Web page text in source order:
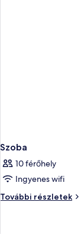
Szoba
10 férőhely
Ingyenes wifi
További részletek
Szoba